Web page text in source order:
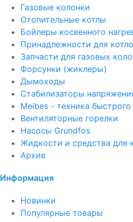
Газовые колонки
Отопительные котлы
Бойлеры косвенного
Принадлежности для
Запчасти для газовых
Форсунки (жиклеры)
Дымоходы
Стабилизаторы
Meibes - техника
Вентиляторные горелки
Насосы Grundfos
Жидкости и средства для
Архив
Информация
Новинки
Популярные товары